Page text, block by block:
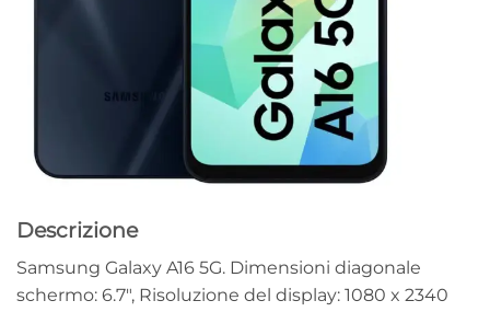
Descrizione
Samsung Galaxy A16 5G. Dimensioni diagonale
schermo: 6.7″, Risoluzione del display: 1080 x 2340